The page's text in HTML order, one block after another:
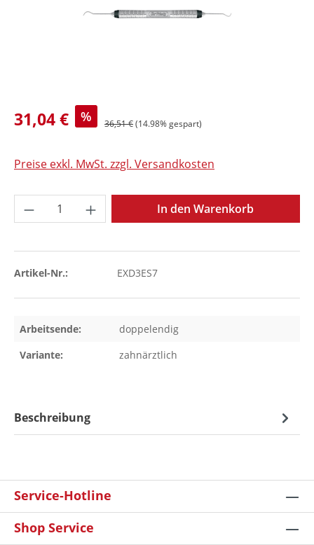
31,04 € % 36,51 €(14.98% gespart)
Preise exkl. MwSt. zzgl. Versandkosten
Produkt Anzahl: Gib den gewünschten
In den Warenkorb
Artikel-Nr.: EXD3ES7
Arbeitsende:
doppelendig
Variante:
zahnärztlich
Beschreibung
Service-Hotline
Shop Service